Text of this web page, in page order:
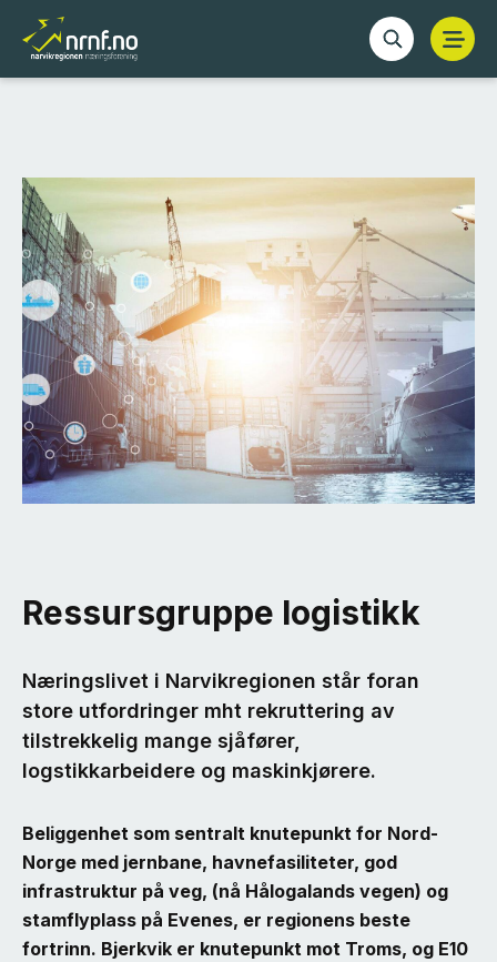
Ressursgruppe logistikk
Næringslivet i Narvikregionen står foran
store utfordringer mht rekruttering av
tilstrekkelig mange sjåfører,
logstikkarbeidere og maskinkjørere.
Beliggenhet som sentralt knutepunkt for Nord-
Norge med jernbane, havnefasiliteter, god
infrastruktur på veg, (nå Hålogalands vegen) og
stamflyplass på Evenes, er regionens beste
fortrinn. Bjerkvik er knutepunkt mot Troms, og E10